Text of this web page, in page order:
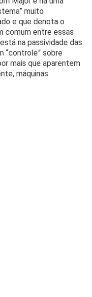
muito
e que denota o
comum entre essas
na passividade das
“controle” sobre
mais que aparentem
máquinas.